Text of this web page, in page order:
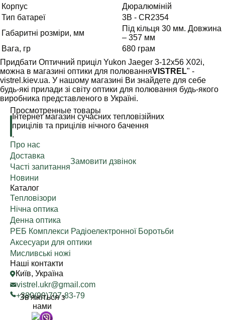
Корпус
Дюралюміній
Тип батареї
3В - CR2354
Габаритні розміри, мм
Під кільця 30 мм. Довжина
– 357 мм
Вага, гр
680 грам
Придбати Оптичний приціл Yukon Jaeger 3-12x56 X02і,
можна в магазині оптики для полюванняVISTREL" -
vistrel.kiev.ua. У нашому магазині Ви знайдете для себе
будь-які прилади зі світу оптики для полювання будь-якого
виробника представленого в Україні.
Просмотренные товары
Інтернет магазин сучасних тепловізійних
прицілів та прицілів нічного бачення
.
Про нас
Доставка
Часті запитання
Новини
Замовити дзвінок
Каталог
Тепловізори
Нічна оптика
Денна оптика
РЕБ Комплекси Радіоелектронної Боротьби
Аксесуари для оптики
Мисливські ножі
Наші контакти
Київ, Україна
vistrel.ukr@gmail.com
+380(99)707-83-79
Зв'яжіться з
нами